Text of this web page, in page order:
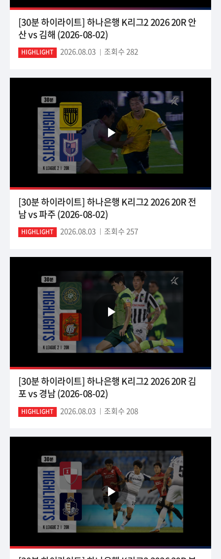
[30분 하이라이트] 하나은행 K리그2 2026 20R 안
산 vs 김해 (2026-08-02)
HIGHLIGHT 2026.08.03 조회수 282
[30분 하이라이트] 하나은행 K리그2 2026 20R 전
남 vs 파주 (2026-08-02)
HIGHLIGHT 2026.08.03 조회수 257
[30분 하이라이트] 하나은행 K리그2 2026 20R 김
포 vs 경남 (2026-08-02)
HIGHLIGHT 2026.08.03 조회수 208